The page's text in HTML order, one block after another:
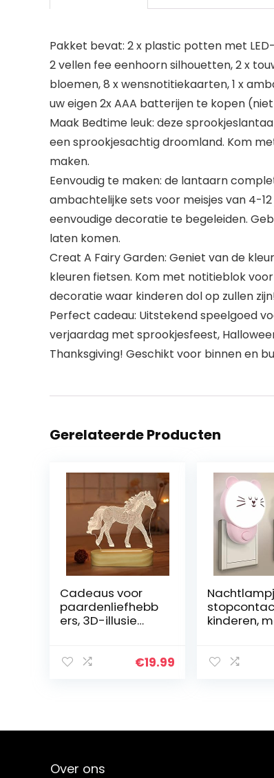
Pakket bevat: 2 x plastic potten met
2 vellen fee eenhoorn silhouetten, 2 x
bloemen, 8 x wensnotitiekaarten, 1 x
uw eigen 2x AAA batterijen te kopen
Maak Bedtime leuk: deze
een sprookjesachtig droomland. Kom
maken.
Eenvoudig te maken: de lantaarn
ambachtelijke sets voor meisjes van 4-
eenvoudige decoratie te begeleiden.
laten komen.
Creat A Fairy Garden: Geniet van de
kleuren fietsen. Kom met notitieblok
decoratie waar kinderen dol op zullen
Perfect cadeau: Uitstekend speelgoed
verjaardag met sprookjesfeest,
Thanksgiving! Geschikt voor binnen en
Gerelateerde Producten
Cadeaus voor
paardenliefhebb
ers, 3D-illusie
warm wit
€19.99
kinderen,
katten-
Over ons